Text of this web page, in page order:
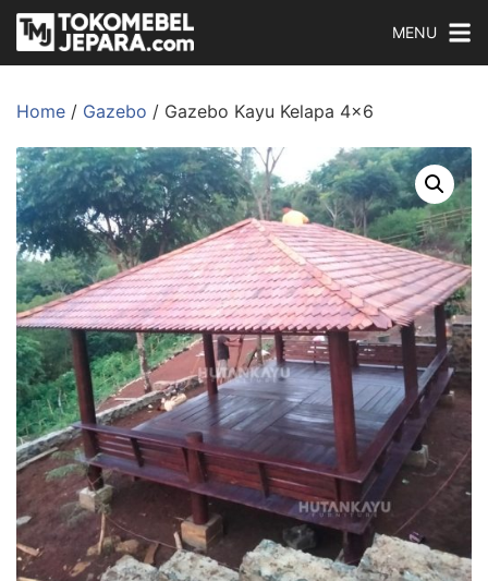
MENU
Home / Gazebo / Gazebo Kayu Kelapa 4×6